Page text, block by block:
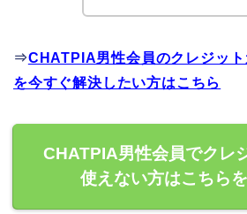
⇒CHATPIA男性会員のクレジッ
を今すぐ解決したい方はこちら
CHATPIA男性会員でクレ
使えない方はこちら